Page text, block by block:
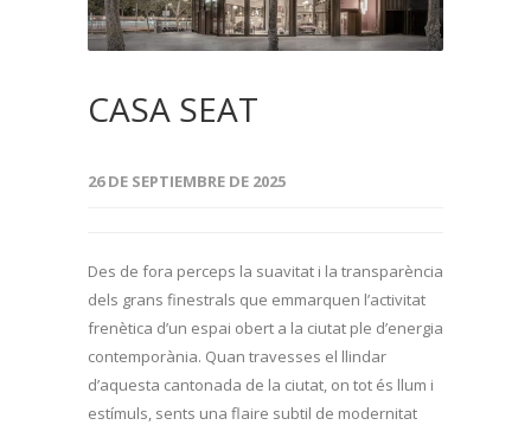
CASA SEAT
26 DE SEPTIEMBRE DE 2025
Des de fora perceps la suavitat i la transparència
dels grans finestrals que emmarquen l’activitat
frenètica d’un espai obert a la ciutat ple d’energia
contemporània. Quan travesses el llindar
d’aquesta cantonada de la ciutat, on tot és llum i
estímuls, sents una flaire subtil de modernitat